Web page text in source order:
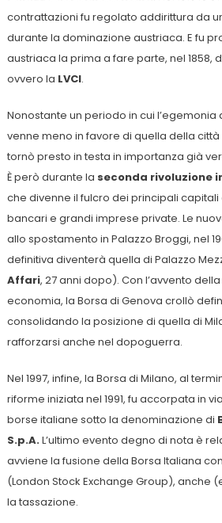
contrattazioni fu regolato addirittura da
durante la dominazione austriaca. E fu
austriaca la prima a fare parte, nel 1858,
ovvero la LVCI.
Nonostante un periodo in cui l’egemonia
venne meno in favore di quella della
tornò presto in testa in importanza già
È però durante la seconda rivoluzione
che divenne il fulcro dei principali capitali
bancari e grandi imprese private. Le
allo spostamento in Palazzo Broggi, nel
definitiva diventerà quella di Palazzo
Affari, 27 anni dopo). Con l’avvento
economia, la Borsa di Genova crollò
consolidando la posizione di quella di
rafforzarsi anche nel dopoguerra.
Nel 1997, infine, la Borsa di Milano, al
riforme iniziata nel 1991, fu accorpata in
borse italiane sotto la denominazione di
S.p.A.L’ultimo evento degno di nota è
avviene la fusione della Borsa Italiana
(London Stock Exchange Group), anche
la tassazione.